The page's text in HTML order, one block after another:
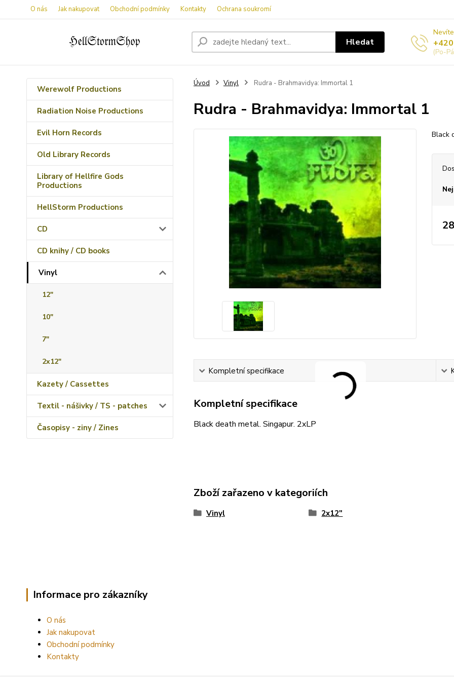
O nás Jak nakupovat Obchodní podmínky Kontakty Ochrana soukromí
Hledat
(Po-
Werewolf Productions
Radiation Noise Productions
Evil Horn Records
Old Library Records
Library of Hellfire Gods
Productions
HellStorm Productions
CD
CD knihy / CD books
Vinyl
12"
10"
7"
2x12"
Kazety / Cassettes
Textil - nášivky / TS - patches
Časopisy - ziny / Zines
Úvod Vinyl Rudra - Brahmavidya: Immortal 1
Rudra - Brahmavidya: Immortal 1
Black
Kompletní specifikace
Kompletní specifikace
Black death metal. Singapur. 2xLP
Zboží zařazeno v kategoriích
Vinyl 2x12"
Informace pro zákazníky
O nás
Jak nakupovat
Obchodní podmínky
Kontakty